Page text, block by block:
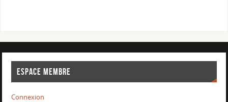
ESPACE MEMBRE
Connexion